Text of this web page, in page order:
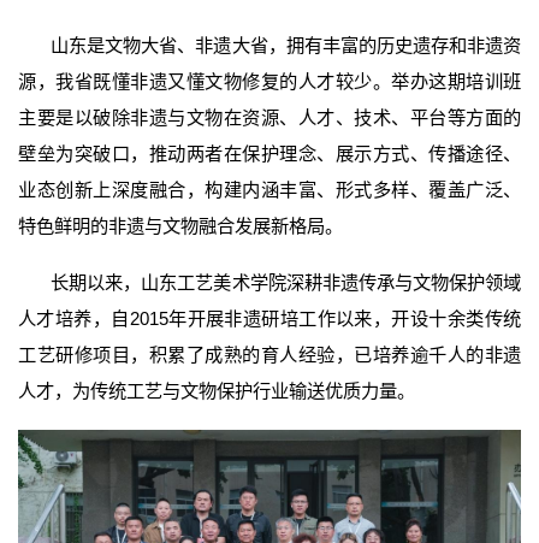
山东是文物大省、非遗大省，拥有丰富的历史遗存和非遗资
源，我省既懂非遗又懂文物修复的人才较少。举办这期培训班
主要是以破除非遗与文物在资源、人才、技术、平台等方面的
壁垒为突破口，推动两者在保护理念、展示方式、传播途径、
业态创新上深度融合，构建内涵丰富、形式多样、覆盖广泛、
特色鲜明的非遗与文物融合发展新格局。
长期以来，山东工艺美术学院深耕非遗传承与文物保护领域
人才培养，自2015年开展非遗研培工作以来，开设十余类传统
工艺研修项目，积累了成熟的育人经验，已培养逾千人的非遗
人才，为传统工艺与文物保护行业输送优质力量。